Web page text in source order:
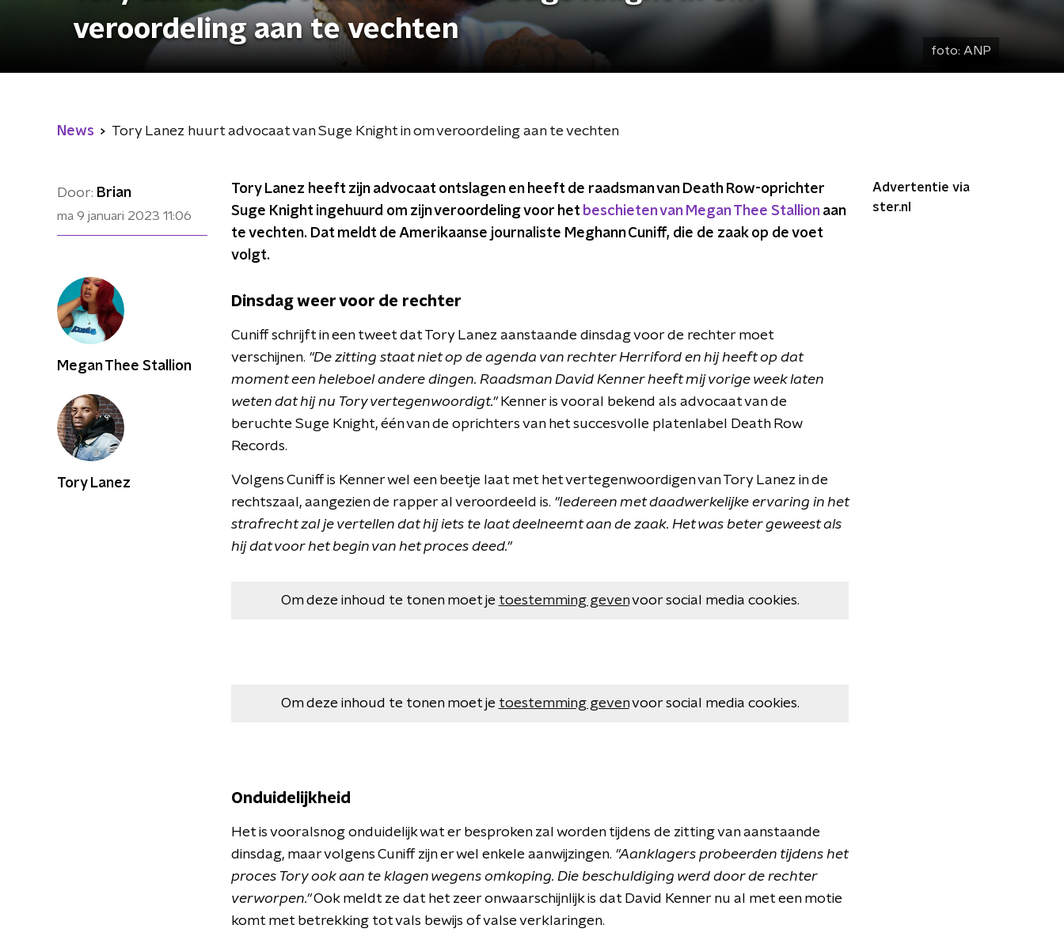
veroordeling aan te vechten
foto: ANP
News Tory Lanez huurt advocaat van Suge Knight in om veroordeling aan te vechten
Door: Brian
ma 9 januari 2023 11:06
Tory Lanez heeft zijn advocaat ontslagen en heeft de raadsman van Death Row-oprichter
Suge Knight ingehuurd om zijn veroordeling voor het beschieten van Megan Thee Stallionaan
te vechten. Dat meldt de Amerikaanse journaliste Meghann Cuniff, die de zaak op de voet
volgt.
Dinsdag weer voor de rechter
Cuniff schrijft in een tweet dat Tory Lanez aanstaande dinsdag voor de rechter moet
verschijnen. "De zitting staat niet op de agenda van rechter Herriford en hij heeft op dat
moment een heleboel andere dingen. Raadsman David Kenner heeft mij vorige week laten
weten dat hij nu Tory vertegenwoordigt."Kenner is vooral bekend als advocaat van de
beruchte Suge Knight, één van de oprichters van het succesvolle platenlabel Death Row
Records.
Volgens Cuniff is Kenner wel een beetje laat met het vertegenwoordigen van Tory Lanez in de
rechtszaal, aangezien de rapper al veroordeeld is. "Iedereen met daadwerkelijke ervaring in het
strafrecht zal je vertellen dat hij iets te laat deelneemt aan de zaak. Het was beter geweest als
hij dat voor het begin van het proces deed."
Om deze inhoud te tonen moet je toestemming gevenvoor social media cookies.
Om deze inhoud te tonen moet je toestemming gevenvoor social media cookies.
Onduidelijkheid
Het is vooralsnog onduidelijk wat er besproken zal worden tijdens de zitting van aanstaande
dinsdag, maar volgens Cuniff zijn er wel enkele aanwijzingen. "Aanklagers probeerden tijdens het
proces Tory ook aan te klagen wegens omkoping. Die beschuldiging werd door de rechter
verworpen."Ook meldt ze dat het zeer onwaarschijnlijk is dat David Kenner nu al met een motie
komt met betrekking tot vals bewijs of valse verklaringen.
Advertentie via
ster.nl
Megan Thee Stallion
Tory Lanez